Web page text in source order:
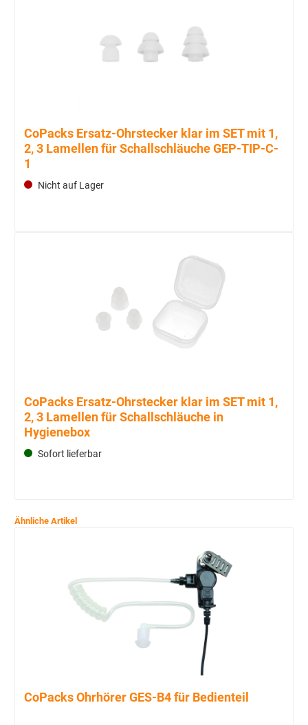
CoPacks Ersatz-Ohrstecker klar im SET mit 1,
2, 3 Lamellen für Schallschläuche GEP-TIP-C-
1
Nicht auf Lager
CoPacks Ersatz-Ohrstecker klar im SET mit 1,
2, 3 Lamellen für Schallschläuche in
Hygienebox
Sofort lieferbar
Ähnliche Artikel
CoPacks Ohrhörer GES-B4 für Bedienteil